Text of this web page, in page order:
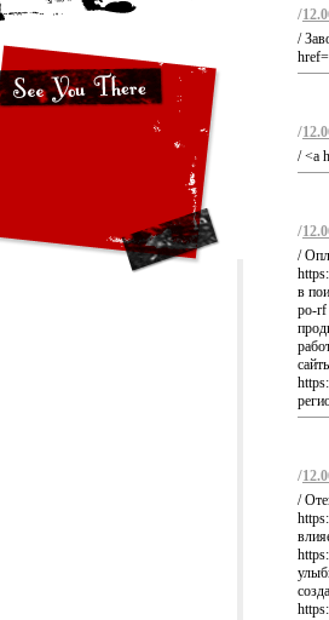
/
/
/
/ <a
/
/
в
po-rf
/
/